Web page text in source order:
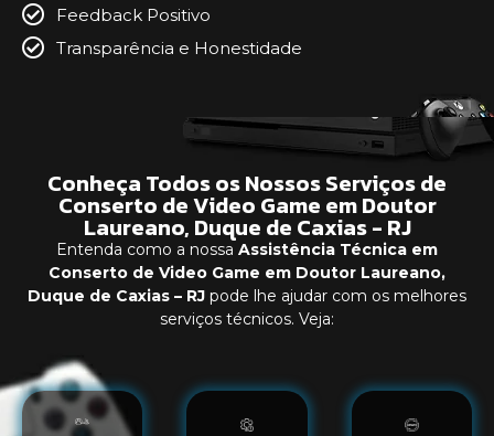
Feedback Positivo
Transparência e Honestidade
Conheça Todos os Nossos Serviços de
Conserto de Video Game em Doutor
Laureano, Duque de Caxias - RJ
Entenda como a nossa Assistência Técnica em
Conserto de Video Game em Doutor Laureano,
Duque de Caxias – RJ pode lhe ajudar com os melhores
serviços técnicos. Veja: